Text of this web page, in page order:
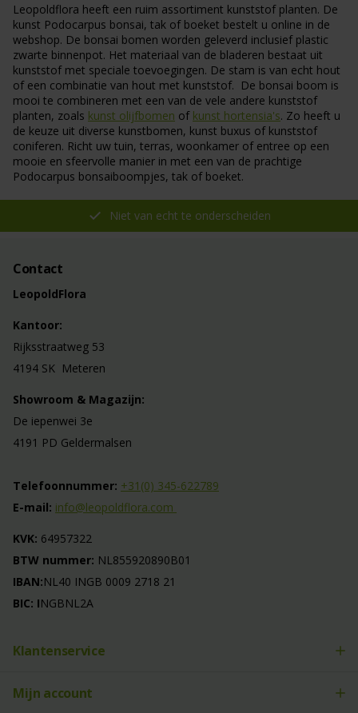
Leopoldflora heeft een ruim assortiment kunststof planten. De
kunst Podocarpus bonsai, tak of boeket bestelt u online in de
webshop. De bonsai bomen worden geleverd inclusief plastic
zwarte binnenpot. Het materiaal van de bladeren bestaat uit
kunststof met speciale toevoegingen. De stam is van echt hout
of een combinatie van hout met kunststof. De bonsai boom is
mooi te combineren met een van de vele andere kunststof
planten, zoals kunst olijfbomen of kunst hortensia's. Zo heeft u
de keuze uit diverse kunstbomen, kunst buxus of kunststof
coniferen. Richt uw tuin, terras, woonkamer of entree op een
mooie en sfeervolle manier in met een van de prachtige
Podocarpus bonsaiboompjes, tak of boeket.
Niet van echt te onderscheiden
Klantenservice
Mijn account
Contact
LeopoldFlora
Kantoor:
Rijksstraatweg 53
4194 SK Meteren
Showroom & Magazijn:
De iepenwei 3e
4191 PD Geldermalsen
Telefoonnummer: +31(0) 345-622789
E-mail: info@leopoldflora.com
KVK: 64957322
BTW nummer: NL855920890B01
IBAN:NL40 INGB 0009 2718 21
BIC: INGBNL2A